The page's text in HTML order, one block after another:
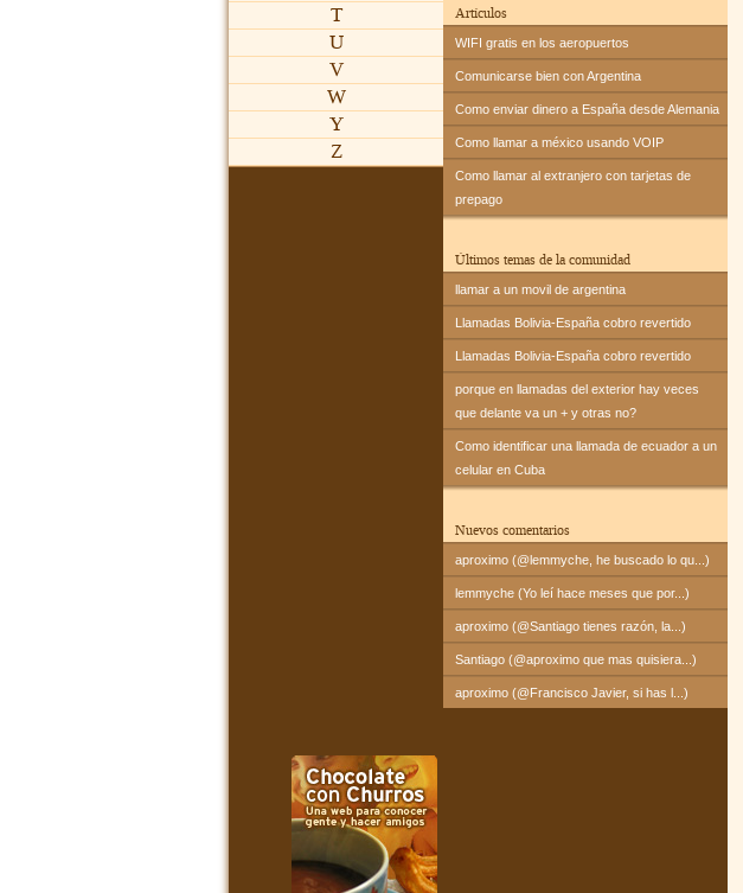
T
U
V
W
Y
Z
Artículos
WIFI gratis en los aeropuertos
Comunicarse bien con Argentina
Como enviar dinero a España desde Alemania
Como llamar a méxico usando VOIP
Como llamar al extranjero con tarjetas de
prepago
Últimos temas de la comunidad
llamar a un movil de argentina
Llamadas Bolivia-España cobro revertido
Llamadas Bolivia-España cobro revertido
porque en llamadas del exterior hay veces
que delante va un + y otras no?
Como identificar una llamada de ecuador a un
celular en Cuba
Nuevos comentarios
aproximo (@lemmyche, he buscado lo qu...)
lemmyche (Yo leí hace meses que por...)
aproximo (@Santiago tienes razón, la...)
Santiago (@aproximo que mas quisiera...)
aproximo (@Francisco Javier, si has l...)